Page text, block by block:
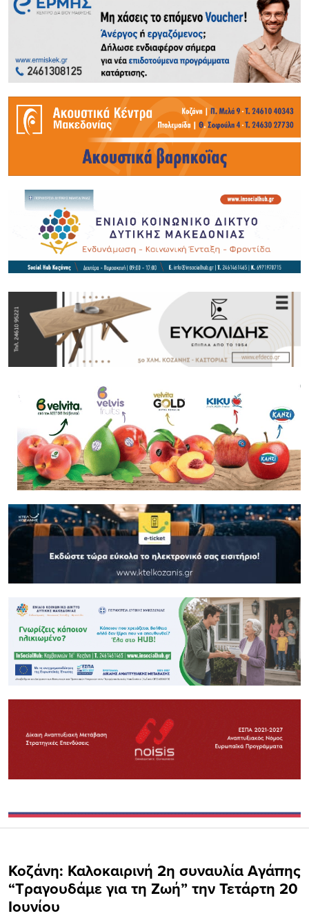
Κοζάνη: Καλοκαιρινή 2η συναυλία Αγάπης
“Τραγουδάμε για τη Ζωή” την Τετάρτη 20
Ιουνίου